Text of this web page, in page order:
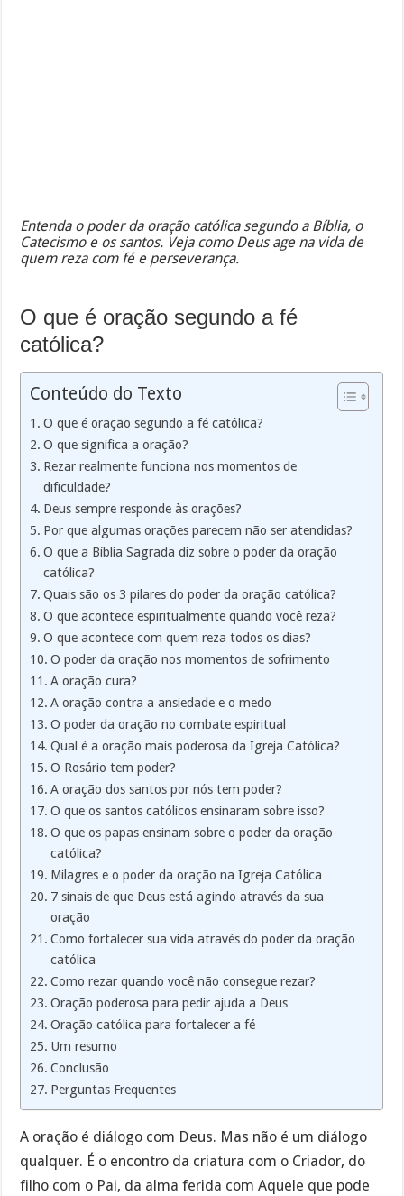
Entenda o poder da oração católica segundo a Bíblia, o
Catecismo e os santos. Veja como Deus age na vida de
quem reza com fé e perseverança.
O que é oração segundo a fé
católica?
Conteúdo do Texto
O que é oração segundo a fé católica?
O que significa a oração?
Rezar realmente funciona nos momentos de
dificuldade?
Deus sempre responde às orações?
Por que algumas orações parecem não ser atendidas?
O que a Bíblia Sagrada diz sobre o poder da oração
católica?
Quais são os 3 pilares do poder da oração católica?
O que acontece espiritualmente quando você reza?
O que acontece com quem reza todos os dias?
O poder da oração nos momentos de sofrimento
A oração cura?
A oração contra a ansiedade e o medo
O poder da oração no combate espiritual
Qual é a oração mais poderosa da Igreja Católica?
O Rosário tem poder?
A oração dos santos por nós tem poder?
O que os santos católicos ensinaram sobre isso?
O que os papas ensinam sobre o poder da oração
católica?
Milagres e o poder da oração na Igreja Católica
7 sinais de que Deus está agindo através da sua
oração
Como fortalecer sua vida através do poder da oração
católica
Como rezar quando você não consegue rezar?
Oração poderosa para pedir ajuda a Deus
Oração católica para fortalecer a fé
Um resumo
Conclusão
Perguntas Frequentes
A oração é diálogo com Deus. Mas não é um diálogo
qualquer. É o encontro da criatura com o Criador, do
filho com o Pai, da alma ferida com Aquele que pode